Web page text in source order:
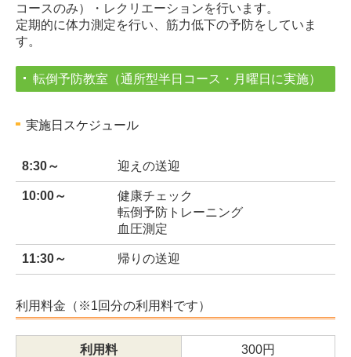
その他の事業
ボランティアセンター
福祉教育
ボランティア連絡協議会
各種相談窓口
コースのみ）・レクリエーションを行います。
定期的に体力測定を行い、筋力低下の予防をしていま
す。
転倒予防教室（通所型半日コース・月曜日に実施）
実施日スケジュール
8:30～ 迎えの送迎
10:00～
健康チェック
転倒予防トレーニング
血圧測定
11:30～ 帰りの送迎
利用料金（※1回分の利用料です）
利用料 300円